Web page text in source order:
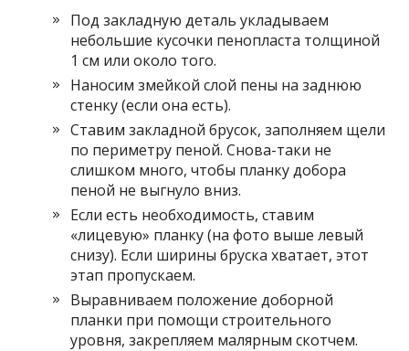
Под закладную деталь укладываем
небольшие кусочки пенопласта толщиной
1 см или около того.
Наносим змейкой слой пены на заднюю
стенку (если она есть).
Ставим закладной брусок, заполняем щели
по периметру пеной. Снова-таки не
слишком много, чтобы планку добора
пеной не выгнуло вниз.
Если есть необходимость, ставим
«лицевую» планку (на фото выше левый
снизу). Если ширины бруска хватает, этот
этап пропускаем.
Выравниваем положение доборной
планки при помощи строительного
уровня, закрепляем малярным скотчем.